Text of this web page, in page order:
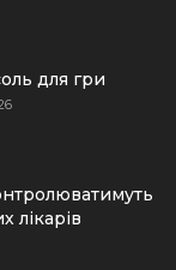
для гри
лікарів